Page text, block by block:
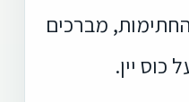
מברכים
כוס יין.